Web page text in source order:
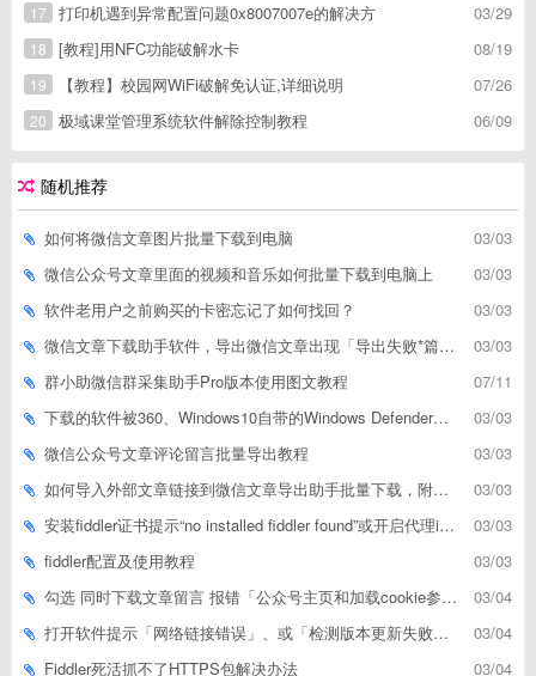
03/29
17
打印机遇到异常配置问题0x8007007e的解决方
08/19
18
[教程]用NFC功能破解水卡
07/26
19
【教程】校园网WiFi破解免认证,详细说明
06/09
20 极域课堂管理系统软件解除控制教程
随机推荐
03/03
如何将微信文章图片批量下载到电脑
03/03
微信公众号文章里面的视频和音乐如何批量下载到电脑上
03/03
软件老用户之前购买的卡密忘记了如何找回？
03/03
微信文章下载助手软件，导出微信文章出现「导出失败*篇」如何解决
07/11
群小助微信群采集助手Pro版本使用图文教程
03/03
下载的软件被360、Windows10自带的Windows Defender、腾讯管家等杀毒软件误删了怎么解决
03/03
微信公众号文章评论留言批量导出教程
03/03
如何导入外部文章链接到微信文章导出助手批量下载，附上3种方式
03/03
安装fiddler证书提示“no installed fiddler found”或开启代理ip失败
03/03
fiddler配置及使用教程
03/04
勾选 同时下载文章留言 报错「公众号主页和加载cookie参数不能为空」
03/04
打开软件提示「网络链接错误」、或「检测版本更新失败」等网络问题解决方案
03/04
Fiddler死活抓不了HTTPS包解决办法